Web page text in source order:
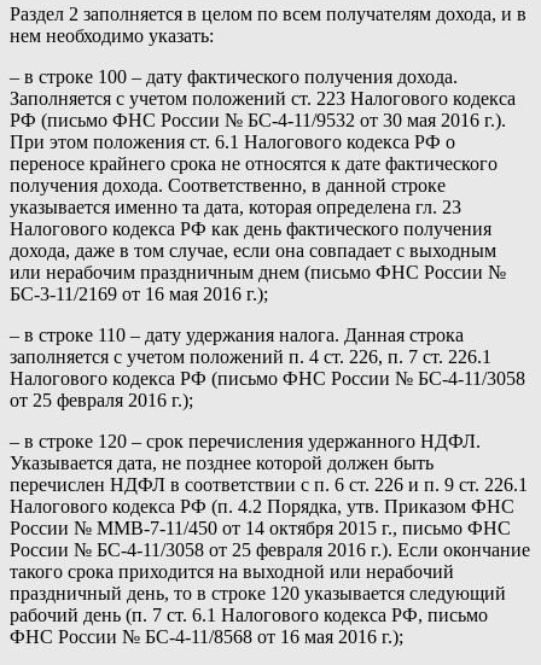
Раздел 2 заполняется в целом по всем получателям дохода, и в
нем необходимо указать:
– в строке 100 – дату фактического получения дохода.
Заполняется с учетом положений ст. 223 Налогового кодекса
РФ (письмо ФНС России № БС-4-11/9532 от 30 мая 2016 г.).
При этом положения ст. 6.1 Налогового кодекса РФ о
переносе крайнего срока не относятся к дате фактического
получения дохода. Соответственно, в данной строке
указывается именно та дата, которая определена гл. 23
Налогового кодекса РФ как день фактического получения
дохода, даже в том случае, если она совпадает с выходным
или нерабочим праздничным днем (письмо ФНС России №
БС-3-11/2169 от 16 мая 2016 г.);
– в строке 110 – дату удержания налога. Данная строка
заполняется с учетом положений п. 4 ст. 226, п. 7 ст. 226.1
Налогового кодекса РФ (письмо ФНС России № БС-4-11/3058
от 25 февраля 2016 г.);
– в строке 120 – срок перечисления удержанного НДФЛ.
Указывается дата, не позднее которой должен быть
перечислен НДФЛ в соответствии с п. 6 ст. 226 и п. 9 ст. 226.1
Налогового кодекса РФ (п. 4.2 Порядка, утв. Приказом ФНС
России № ММВ-7-11/450 от 14 октября 2015 г., письмо ФНС
России № БС-4-11/3058 от 25 февраля 2016 г.). Если окончание
такого срока приходится на выходной или нерабочий
праздничный день, то в строке 120 указывается следующий
рабочий день (п. 7 ст. 6.1 Налогового кодекса РФ, письмо
ФНС России № БС-4-11/8568 от 16 мая 2016 г.);